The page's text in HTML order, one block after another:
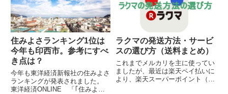
住みよさランキング1位は
今年も印西市。参考にすべ
き点は？
今年も東洋経済新報社の住みよさ
ランキングが発表されました。
東洋経済ONLINE 「｢住みよさ
ラクマの発送方法・サービ
スの選び方（送料まとめ）
これまでメルカリを主に使ってい
ましたが、最近は楽天ペイ払いに
より、楽天スーパーポイント（期